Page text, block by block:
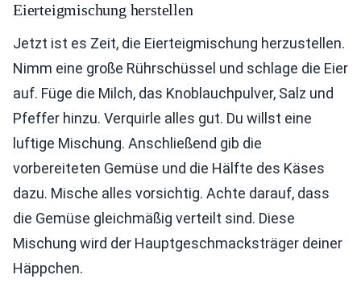
Eierteigmischung herstellen
Jetzt ist es Zeit, die Eierteigmischung herzustellen.
Nimm eine große Rührschüssel und schlage die Eier
auf. Füge die Milch, das Knoblauchpulver, Salz und
Pfeffer hinzu. Verquirle alles gut. Du willst eine
luftige Mischung. Anschließend gib die
vorbereiteten Gemüse und die Hälfte des Käses
dazu. Mische alles vorsichtig. Achte darauf, dass
die Gemüse gleichmäßig verteilt sind. Diese
Mischung wird der Hauptgeschmacksträger deiner
Häppchen.